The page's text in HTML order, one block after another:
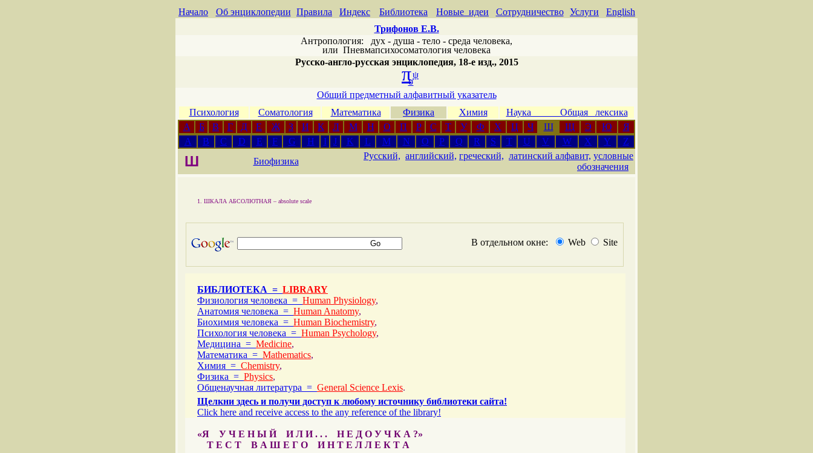
Начало Об энциклопедии Правила Индекс Библиотека Новые идеи Сотрудничество Услуги
English
Трифонов Е.В.
Антропология: дух - душа - тело - среда человека,
или Пневмапсихосоматология человека
Русско-англо-русская энциклопедия, 18-е изд., 2015
πψ
σ
Общий предметный алфавитный указатель
Психология
Соматология Математика Физика Химия
Наука Общая лексика
А
Б В Г Д Е Ж З И К Л М Н О П Р С Т У Ф Х Ц Ч Ш Щ Э Ю
Я
A
B C D E F G H I J K L M N O P Q R S T U V W X Y Z
Ш Биофизика
Русский, английский, греческий, латинский алфавит, условные
обозначения
ШКАЛА АБСОЛЮТНАЯ – absolute scale
В отдельном окне: Web Site
БИБЛИОТЕКА = LIBRARY
Физиология человека = Human Physiology,
Анатомия человека = Human Anatomy,
Биохимия человека = Human Biochemistry,
Психология человека = Human Psychology,
Медицина = Medicine,
Математика = Mathematics,
Химия = Chemistry,
Физика = Physics,
Общенаучная литература = General Science Lexis.
Щелкни здесь и получи доступ к любому источнику библиотеки сайта!
Click here and receive access to the any reference of the library!
«Я У Ч Е Н Ы Й И Л И . . . Н Е Д О У Ч К А ?»
Т Е С Т В А Ш Е Г О И Н Т Е Л Л Е К Т А